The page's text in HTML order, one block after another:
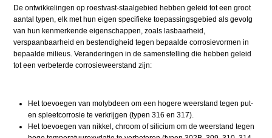
De ontwikkelingen op roestvast-staalgebied hebben geleid tot een groot
aantal typen, elk met hun eigen specifieke toepassingsgebied als gevolg
van hun kenmerkende eigenschappen, zoals lasbaarheid,
verspaanbaarheid en bestendigheid tegen bepaalde corrosievormen in
bepaalde milieus. Veranderingen in de samenstelling die hebben geleid
tot een verbeterde corrosieweerstand zijn:
Het toevoegen van molybdeen om een hogere weerstand tegen put-
en spleetcorrosie te verkrijgen (typen 316 en 317).
Het toevoegen van nikkel, chroom of silicium om de weerstand tegen